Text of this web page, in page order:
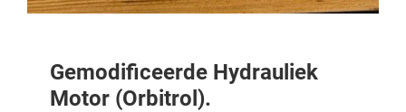
Gemodificeerde Hydrauliek
Motor (orbitrol).